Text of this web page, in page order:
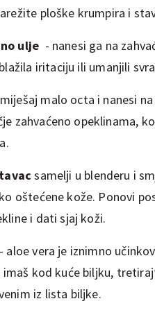
ploške krumpira i
ulje - nanesi ga na
iritaciju ili umanjili
malo octa i nanesi
zahvaćeno opeklinama,
samelji u blenderu i
oštećene kože. Ponovi
i dati sjaj koži.
- aloe vera je iznimno
kod kuće biljku,
iz lista biljke.